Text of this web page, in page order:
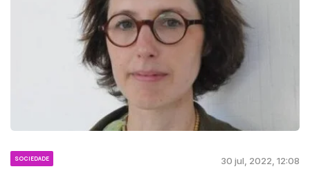
SOCIEDADE 30 jul, 2022, 12:08